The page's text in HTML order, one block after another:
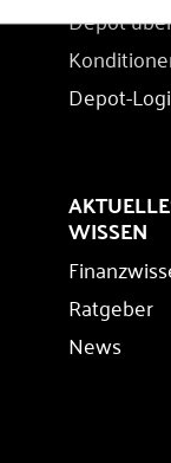
Depot
Depot-
WISSEN
Ratgeber
News